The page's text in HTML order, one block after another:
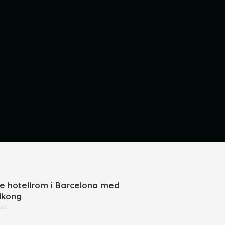
hotellrom i Barcelona med